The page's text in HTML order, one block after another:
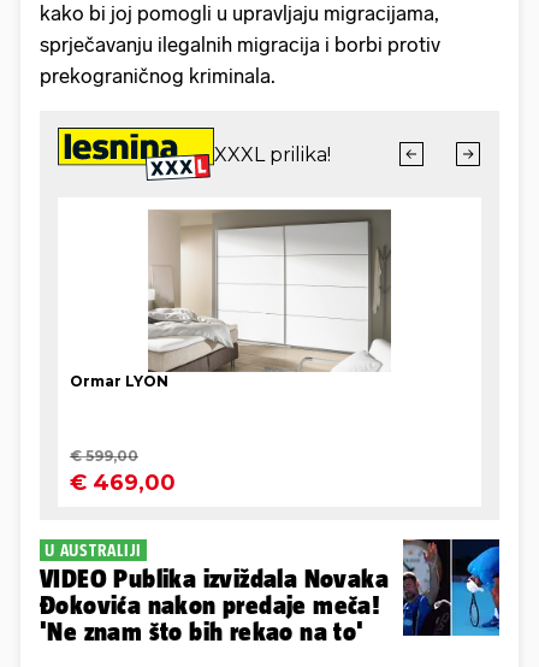
kako bi joj pomogli u upravljaju migracijama,
sprječavanju ilegalnih migracija i borbi protiv
prekograničnog kriminala.
U AUSTRALIJI
VIDEO Publika izviždala Novaka
Đokovića nakon predaje meča!
'Ne znam što bih rekao na to'